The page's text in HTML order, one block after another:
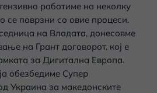
работиме на неколку
се поврзни со овие процеси.
на Владата, донесовме
на Грант договорот, кој е
за Дигитална Европа.
обезбедиме Супер
Украина за македонските